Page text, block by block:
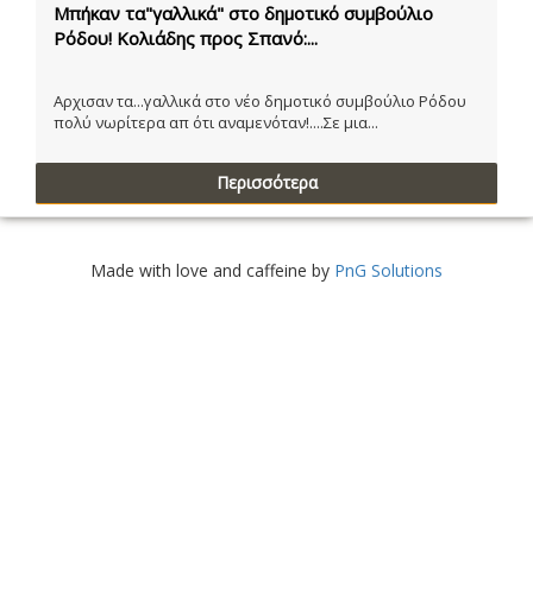
Μπήκαν τα"γαλλικά" στο δημοτικό συμβούλιο
Ρόδου! Κολιάδης προς Σπανό:...
Αρχισαν τα...γαλλικά στο νέο δημοτικό συμβούλιο Ρόδου
πολύ νωρίτερα απ ότι αναμενόταν!....Σε μια...
Περισσότερα
Made with love and caffeine by PnG Solutions